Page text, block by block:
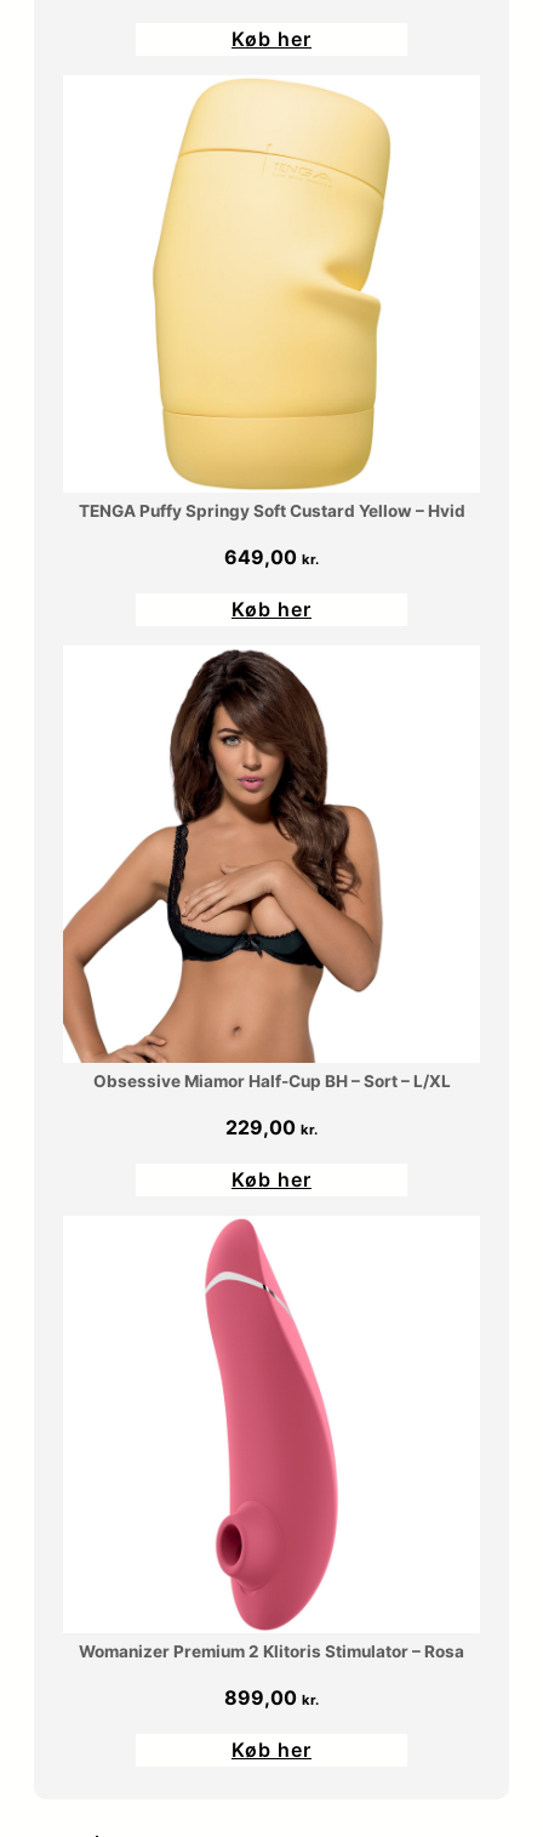
Køb her
TENGA Puffy Springy Soft Custard Yellow – Hvid
649,00 kr.
Køb her
Obsessive Miamor Half-Cup BH – Sort – L/XL
229,00 kr.
Køb her
Womanizer Premium 2 Klitoris Stimulator – Rosa
899,00 kr.
Køb her